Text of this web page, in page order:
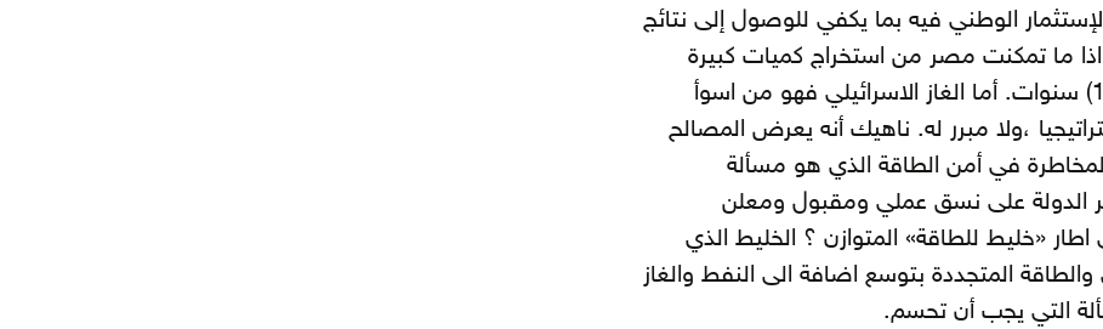
الإستثمار الوطني فيه بما يكفي للوصول إلى نتائج
اذا ما تمكنت مصر من استخراج كميات كبيرة
جديدة قابلة للتصدير خلال (10) سنوات. أما الغاز الاسرائيلي فهو من اسوأ
،ولا مبرر له. ناهيك أنه يعرض المصالح
المخاطرة في أمن الطاقة الذي هو مسألة
الدولة على نسق عملي ومقبول ومعلن
«خليط للطاقة» المتوازن ؟ الخليط الذي
والطاقة المتجددة بتوسع اضافة الى النفط والغاز
التي يجب أن تحسم.